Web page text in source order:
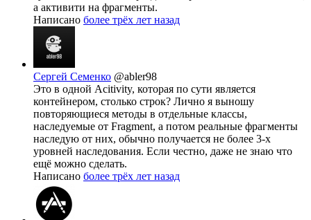
а активити на фрагменты.
Написано более трёх лет назад
Сергей Семенко @abler98
Это в одной Acitivity, которая по сути является
контейнером, столько строк? Лично я выношу
повторяющиеся методы в отдельные классы,
наследуемые от Fragment, а потом реальные фрагменты
наследую от них, обычно получается не более 3-х
уровней наследования. Если честно, даже не знаю что
ещё можно сделать.
Написано более трёх лет назад